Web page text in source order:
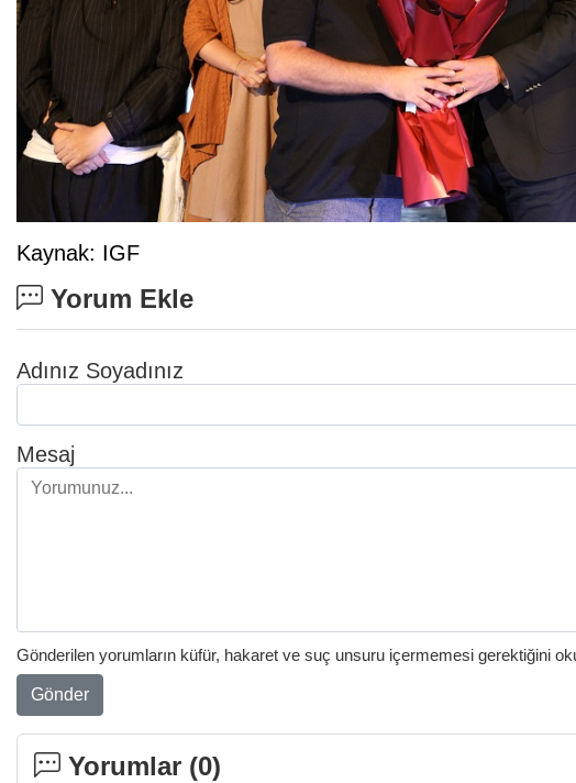
Kaynak: IGF
Yorum Ekle
Adınız Soyadınız
Mesaj
Gönderilen yorumların küfür, hakaret ve suç unsuru içermemesi gerektiğini
Gönder
Yorumlar (0)